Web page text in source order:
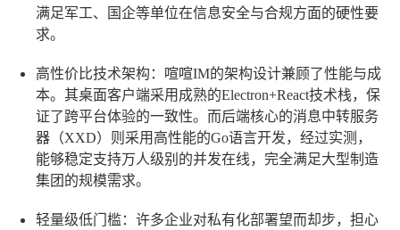
满足军工、国企等单位在信息安全与合规方面的硬性要
求。
高性价比技术架构 ：喧喧IM的架构设计兼顾了性能与成
本。其桌面客户端采用成熟的Electron+React技术栈，保
证了跨平台体验的一致性。而后端核心的消息中转服务
器（XXD）则采用高性能的Go语言开发，经过实测，
能够稳定支持万人级别的并发在线，完全满足大型制造
集团的规模需求。
轻量级低门槛：许多企业对私有化部署望而却步，担心